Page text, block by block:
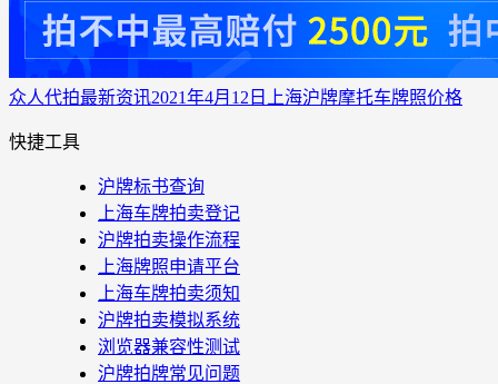
众人代拍最新资讯2021年4月12日上海沪牌摩托车牌照价格
快捷工具
沪牌标书查询
上海车牌拍卖登记
沪牌拍卖操作流程
上海牌照申请平台
上海车牌拍卖须知
沪牌拍卖模拟系统
浏览器兼容性测试
沪牌拍牌常见问题